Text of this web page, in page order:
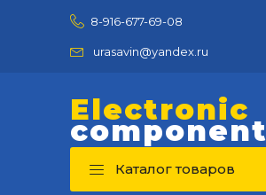
8-916-677-69-08
urasavin@yandex.ru
Electronic
component
Каталог товаров